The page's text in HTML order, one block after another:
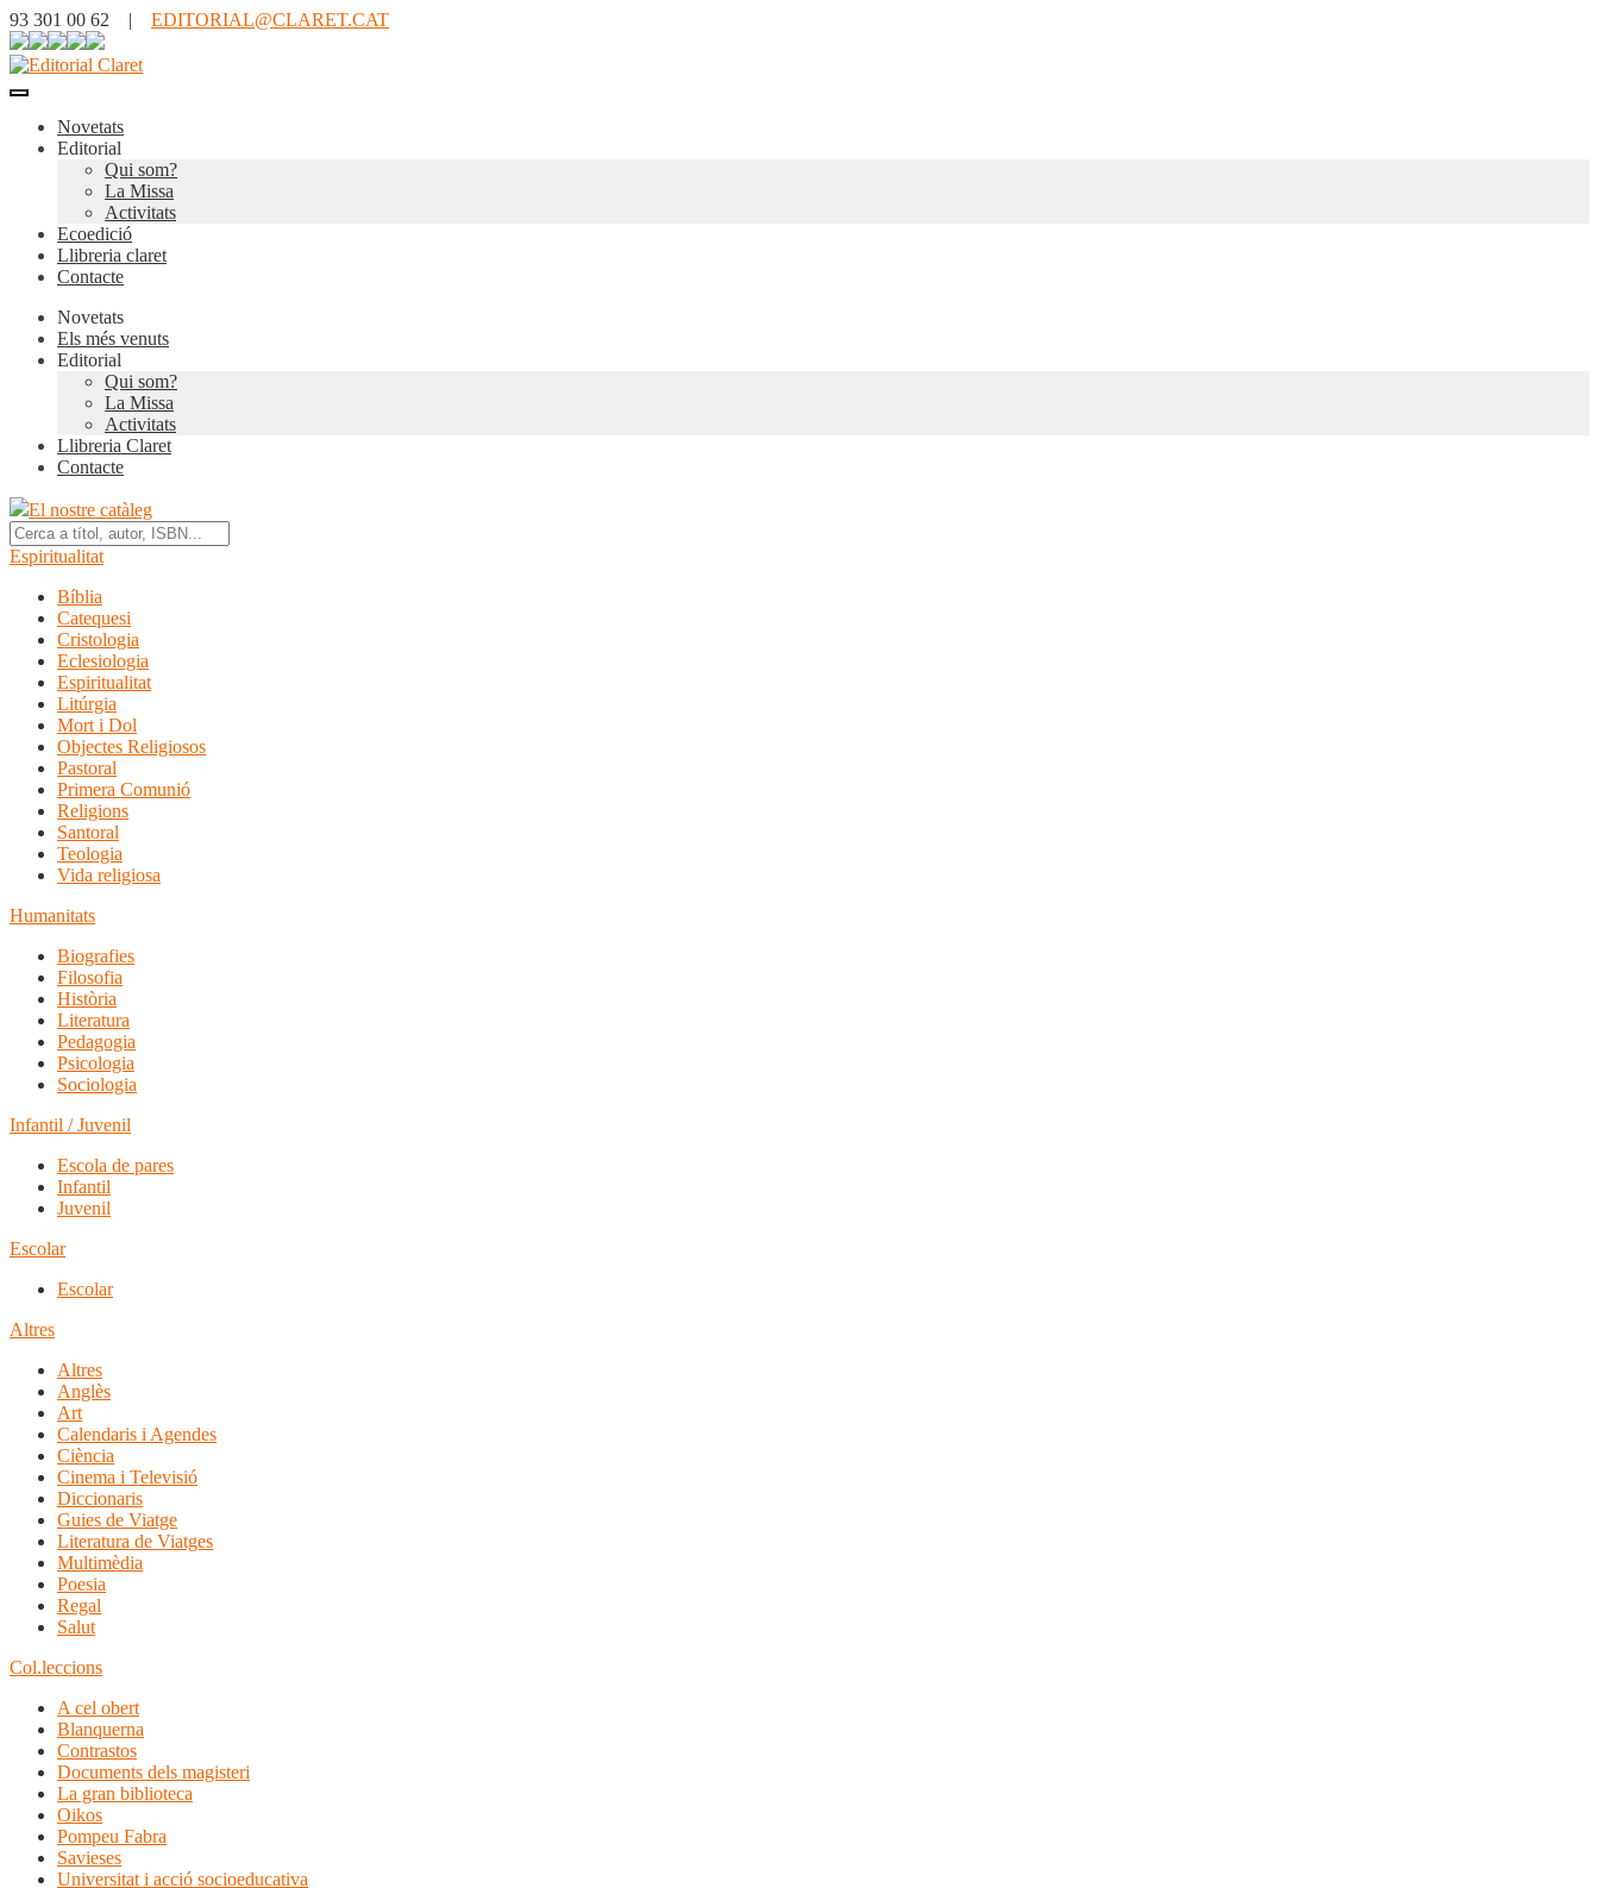
93 301 00 62 | EDITORIAL@CLARET.CAT
Novetats
Editorial
Qui som?
La Missa
Activitats
Ecoedició
Llibreria claret
Contacte
Novetats
Els més venuts
Editorial
Qui som?
La Missa
Activitats
Llibreria Claret
Contacte
El nostre catàleg
Espiritualitat
Bíblia
Catequesi
Cristologia
Eclesiologia
Espiritualitat
Litúrgia
Mort i Dol
Objectes Religiosos
Pastoral
Primera Comunió
Religions
Santoral
Teologia
Vida religiosa
Humanitats
Biografies
Filosofia
Història
Literatura
Pedagogia
Psicologia
Sociologia
Infantil / Juvenil
Escola de pares
Infantil
Juvenil
Escolar
Escolar
Altres
Altres
Anglès
Art
Calendaris i Agendes
Ciència
Cinema i Televisió
Diccionaris
Guies de Viatge
Literatura de Viatges
Multimèdia
Poesia
Regal
Salut
Col.leccions
A cel obert
Blanquerna
Contrastos
Documents dels magisteri
La gran biblioteca
Oikos
Pompeu Fabra
Savieses
Universitat i acció socioeducativa